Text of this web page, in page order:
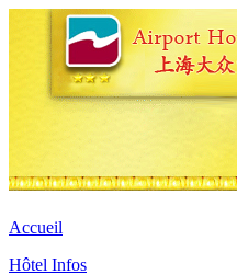
Accueil
Hôtel Infos